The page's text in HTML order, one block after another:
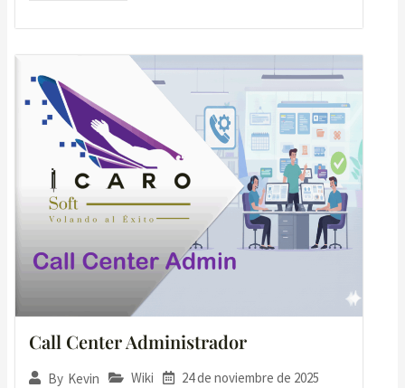
Call Center Administrador
By Kevin Wiki 24 de noviembre de 2025